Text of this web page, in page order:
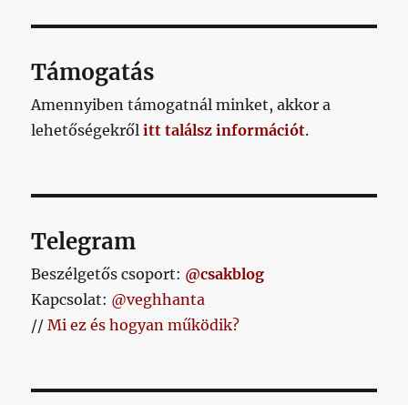
Támogatás
Amennyiben támogatnál minket, akkor a
lehetőségekrőlitt találsz információt.
Telegram
Beszélgetős csoport: @csakblog
Kapcsolat: @veghhanta
//Mi ez és hogyan működik?